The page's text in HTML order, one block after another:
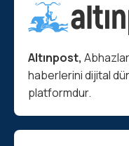
Altınpost,
haberlerini dijital
platformdur.